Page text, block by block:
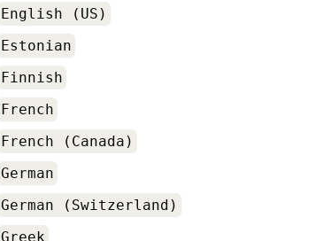
English (US)
Estonian
Finnish
French
French (Canada)
German
German (Switzerland)
Greek